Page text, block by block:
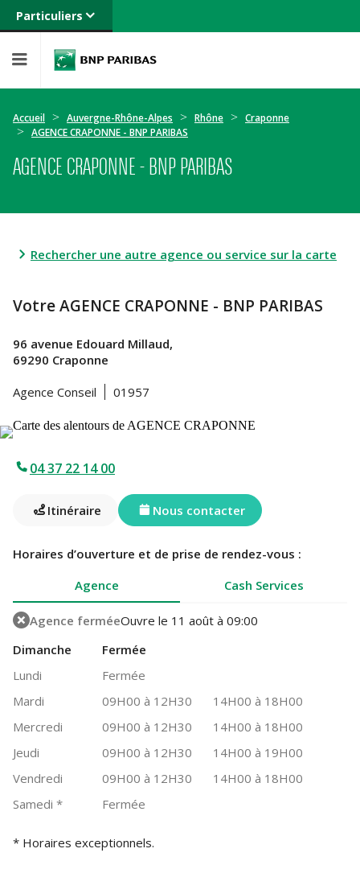
Particuliers
Banque privée
Entreprises
Accueil Auvergne-Rhône-Alpes Rhône
Craponne
AGENCE CRAPONNE - BNP PARIBAS
AGENCE CRAPONNE - BNP PARIBAS
Rechercher une autre agence ou service sur la carte
Votre AGENCE CRAPONNE - BNP PARIBAS
96 avenue Edouard Millaud,
69290 Craponne
Agence Conseil
01957
04 37 22 14 00
Itinéraire Nous contacter
Horaires d’ouverture et de prise de rendez-vous :
Agence
Cash Services
Agence ferméeOuvre le 11 août à 09:00
Dimanche
Fermée
Lundi
Fermée
Mardi
09H00 à 12H30
14H00 à 18H00
Mercredi
09H00 à 12H30
14H00 à 18H00
Jeudi
09H00 à 12H30
14H00 à 19H00
Vendredi
09H00 à 12H30
14H00 à 18H00
Samedi * Fermée
* Horaires exceptionnels.